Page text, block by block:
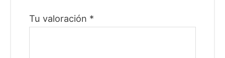
Tu valoración *